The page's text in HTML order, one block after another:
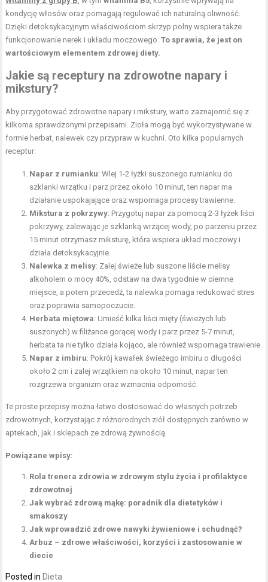
kondycję włosów oraz pomagają regulować ich naturalną oliwność.
Dzięki detoksykacyjnym właściwościom skrzyp polny wspiera także
funkcjonowanie nerek i układu moczowego.To sprawia, że jest on
wartościowym elementem zdrowej diety.
Jakie są receptury na zdrowotne napary i
mikstury?
Aby przygotować zdrowotne napary i mikstury, warto zaznajomić się z
kilkoma sprawdzonymi przepisami. Zioła mogą być wykorzystywane w
formie herbat, nalewek czy przypraw w kuchni. Oto kilka popularnych
receptur:
Napar z rumianku: Wlej 1-2 łyżki suszonego rumianku do
szklanki wrzątku i parz przez około 10 minut, ten napar ma
działanie uspokajające oraz wspomaga procesy trawienne.
Mikstura z pokrzywy: Przygotuj napar za pomocą 2-3 łyżek liści
pokrzywy, zalewając je szklanką wrzącej wody, po parzeniu przez
15 minut otrzymasz miksturę, która wspiera układ moczowy i
działa detoksykacyjnie.
Nalewka z melisy: Zalej świeże lub suszone liście melisy
alkoholem o mocy 40%, odstaw na dwa tygodnie w ciemne
miejsce, a potem przecedź, ta nalewka pomaga redukować stres
oraz poprawia samopoczucie.
Herbata miętowa: Umieść kilka liści mięty (świeżych lub
suszonych) w filiżance gorącej wody i parz przez 5-7 minut,
herbata ta nie tylko działa kojąco, ale również wspomaga trawienie.
Napar z imbiru: Pokrój kawałek świeżego imbiru o długości
około 2 cm i zalej wrzątkiem na około 10 minut, napar ten
rozgrzewa organizm oraz wzmacnia odporność.
Te proste przepisy można łatwo dostosować do własnych potrzeb
zdrowotnych, korzystając z różnorodnych ziół dostępnych zarówno w
aptekach, jak i sklepach ze zdrową żywnością.
Powiązane wpisy:
Rola trenera zdrowia w zdrowym stylu życia i profilaktyce
zdrowotnej
Jak wybrać zdrową mąkę: poradnik dla dietetyków i
smakoszy
Jak wprowadzić zdrowe nawyki żywieniowe i schudnąć?
Arbuz – zdrowe właściwości, korzyści i zastosowanie w
diecie
Posted in Dieta